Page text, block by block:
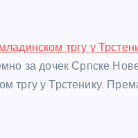
тргу у
за дочек Српске
тргу у Трстенику.